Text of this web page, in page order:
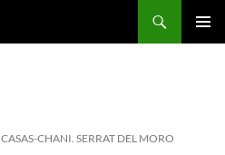
CASAS-CHANI. SERRAT DEL MORO